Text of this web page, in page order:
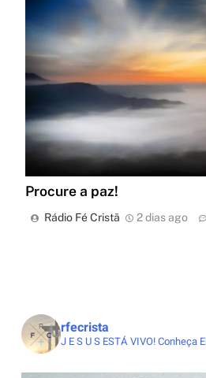
Procure a paz!
Rádio Fé Cristã 2 dias ago
rfecrista
J E S U S ESTÁ VIVO!Conheça